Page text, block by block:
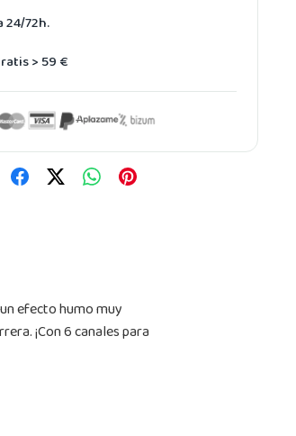
24/72h.
> 59 €
efecto humo muy
¡Con 6 canales para